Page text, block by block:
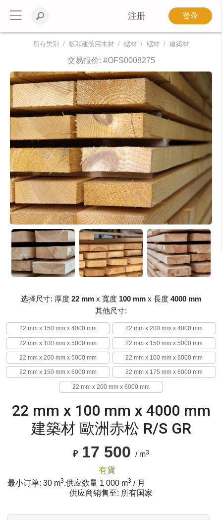
注册 登录
所有类别 板和建筑用木材 锯材 锯材 建築材
交易报价: #OFS0008275
选择尺寸: 厚度 22 mm x 寬度 100 mm x 長度 4000 mm
其他尺寸:
22 mm x 150 mm x 4000 mm 22 mm x 200 mm x 4000 mm
22 mm x 100 mm x 5000 mm 22 mm x 150 mm x 5000 mm
22 mm x 200 mm x 5000 mm 22 mm x 100 mm x 6000 mm
22 mm x 150 mm x 6000 mm 22 mm x 175 mm x 6000 mm
22 mm x 200 mm x 6000 mm
22 mm x 100 mm x 4000 mm
建築材 歐洲赤松 R/S GR
₽ 17 500 / m3
有貨
最小订单: 30 m3.供应数量 1 000 m3 / 月
供应商销售至: 所有国家